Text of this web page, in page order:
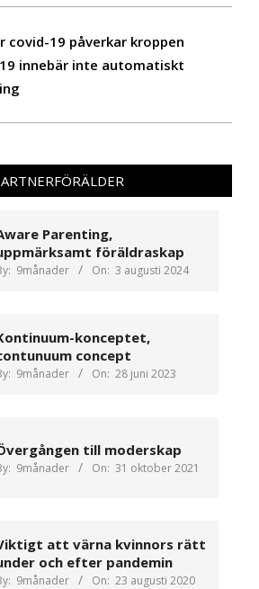
covid-19 påverkar kroppen
innebär inte automatiskt
Parenting,
föräldraskap
9månader On: 3 augusti 2024
konceptet,
concept
9månader On: 28 juni 2023
till moderskap
9månader On: 31 oktober 2021
att värna kvinnors rätt
och efter pandemin
9månader On: 23 augusti 2020